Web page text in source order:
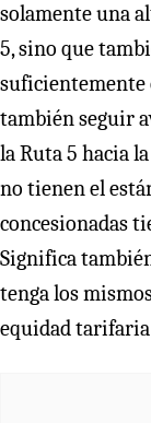
solamente una
5, sino que
suficientemente
también seguir
la Ruta 5 hacia
no tienen el
concesionadas
Significa
tenga los
equidad tarifaria